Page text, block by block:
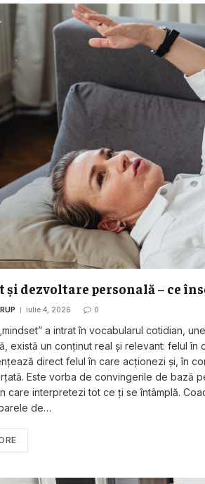
și dezvoltare personală – ce
iulie 4, 2026 0
a intrat în vocabularul cotidian,
există un conținut real și relevant: felul
direct felul în care acționezi și, în
Este vorba de convingerile de bază
care interpretezi tot ce ți se întâmplă.
de…